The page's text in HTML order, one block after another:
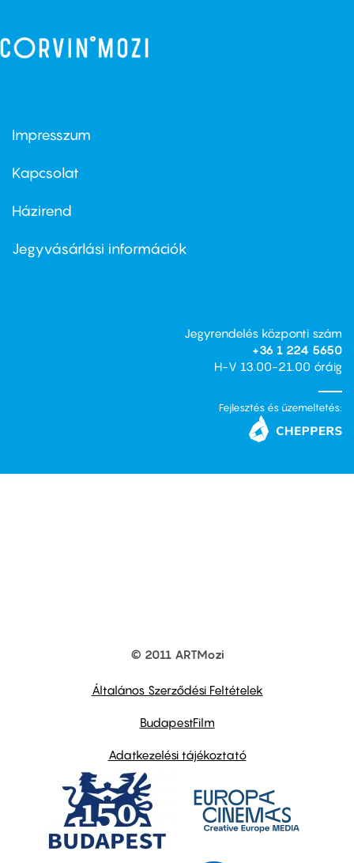
Footer
first
Impresszum
Kapcsolat
Footer
second
Házirend
Jegyvásárlási információk
Jegyrendelés központi szám
+36 1 224 5650
H-V 13.00-21.00 óráig
Fejlesztés és üzemeltetés:
© 2011 ARTMozi
Általános Szerződési Feltételek
BudapestFilm
Adatkezelési tájékoztató